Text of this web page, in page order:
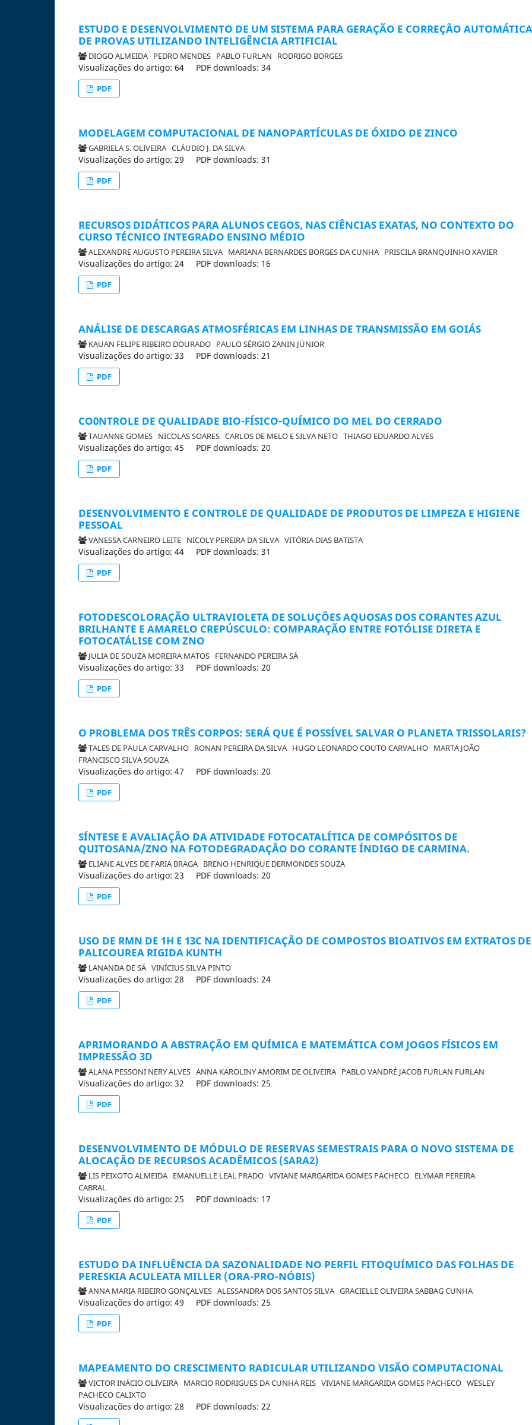
ESTUDO E DESENVOLVIMENTO DE UM SISTEMA PARA GERAÇÃO E CORREÇÃO AUTOMÁTICA
DE PROVAS UTILIZANDO INTELIGÊNCIA ARTIFICIAL
DIOGO ALMEIDA PEDRO MENDES PABLO FURLAN RODRIGO BORGES
Visualizações do artigo: 64 PDF downloads: 34
PDF
MODELAGEM COMPUTACIONAL DE NANOPARTÍCULAS DE ÓXIDO DE ZINCO
GABRIELA S. OLIVEIRA CLÁUDIO J. DA SILVA
Visualizações do artigo: 29 PDF downloads: 31
PDF
RECURSOS DIDÁTICOS PARA ALUNOS CEGOS, NAS CIÊNCIAS EXATAS, NO CONTEXTO DO
CURSO TÉCNICO INTEGRADO ENSINO MÉDIO
ALEXANDRE AUGUSTO PEREIRA SILVA MARIANA BERNARDES BORGES DA CUNHA PRISCILA BRANQUINHO XAVIER
Visualizações do artigo: 24 PDF downloads: 16
PDF
ANÁLISE DE DESCARGAS ATMOSFÉRICAS EM LINHAS DE TRANSMISSÃO EM GOIÁS
KAUAN FELIPE RIBEIRO DOURADO PAULO SÉRGIO ZANIN JÚNIOR
Visualizações do artigo: 33 PDF downloads: 21
PDF
CO0NTROLE DE QUALIDADE BIO-FÍSICO-QUÍMICO DO MEL DO CERRADO
TAUANNE GOMES NICOLAS SOARES CARLOS DE MELO E SILVA NETO THIAGO EDUARDO ALVES
Visualizações do artigo: 45 PDF downloads: 20
PDF
DESENVOLVIMENTO E CONTROLE DE QUALIDADE DE PRODUTOS DE LIMPEZA E HIGIENE
PESSOAL
VANESSA CARNEIRO LEITE NICOLY PEREIRA DA SILVA VITÓRIA DIAS BATISTA
Visualizações do artigo: 44 PDF downloads: 31
PDF
FOTODESCOLORAÇÃO ULTRAVIOLETA DE SOLUÇÕES AQUOSAS DOS CORANTES AZUL
BRILHANTE E AMARELO CREPÚSCULO: COMPARAÇÃO ENTRE FOTÓLISE DIRETA E
FOTOCATÁLISE COM ZNO
JULIA DE SOUZA MOREIRA MATOS FERNANDO PEREIRA SÁ
Visualizações do artigo: 33 PDF downloads: 20
PDF
O PROBLEMA DOS TRÊS CORPOS: SERÁ QUE É POSSÍVEL SALVAR O PLANETA TRISSOLARIS?
TALES DE PAULA CARVALHO RONAN PEREIRA DA SILVA HUGO LEONARDO COUTO CARVALHO MARTA JOÃO
FRANCISCO SILVA SOUZA
Visualizações do artigo: 47 PDF downloads: 20
PDF
SÍNTESE E AVALIAÇÃO DA ATIVIDADE FOTOCATALÍTICA DE COMPÓSITOS DE
QUITOSANA/ZNO NA FOTODEGRADAÇÃO DO CORANTE ÍNDIGO DE CARMINA.
ELIANE ALVES DE FARIA BRAGA BRENO HENRIQUE DERMONDES SOUZA
Visualizações do artigo: 23 PDF downloads: 20
PDF
USO DE RMN DE 1H E 13C NA IDENTIFICAÇÃO DE COMPOSTOS BIOATIVOS EM EXTRATOS DE
PALICOUREA RIGIDA KUNTH
LANANDA DE SÁ VINÍCIUS SILVA PINTO
Visualizações do artigo: 28 PDF downloads: 24
PDF
APRIMORANDO A ABSTRAÇÃO EM QUÍMICA E MATEMÁTICA COM JOGOS FÍSICOS EM
IMPRESSÃO 3D
ALANA PESSONI NERY ALVES ANNA KAROLINY AMORIM DE OLIVEIRA PABLO VANDRÉ JACOB FURLAN FURLAN
Visualizações do artigo: 32 PDF downloads: 25
PDF
DESENVOLVIMENTO DE MÓDULO DE RESERVAS SEMESTRAIS PARA O NOVO SISTEMA DE
ALOCAÇÃO DE RECURSOS ACADÊMICOS (SARA2)
LIS PEIXOTO ALMEIDA EMANUELLE LEAL PRADO VIVIANE MARGARIDA GOMES PACHECO ELYMAR PEREIRA
CABRAL
Visualizações do artigo: 25 PDF downloads: 17
PDF
ESTUDO DA INFLUÊNCIA DA SAZONALIDADE NO PERFIL FITOQUÍMICO DAS FOLHAS DE
PERESKIA ACULEATA MILLER (ORA-PRO-NÓBIS)
ANNA MARIA RIBEIRO GONÇALVES ALESSANDRA DOS SANTOS SILVA GRACIELLE OLIVEIRA SABBAG CUNHA
Visualizações do artigo: 49 PDF downloads: 25
PDF
MAPEAMENTO DO CRESCIMENTO RADICULAR UTILIZANDO VISÃO COMPUTACIONAL
VICTOR INÁCIO OLIVEIRA MARCIO RODRIGUES DA CUNHA REIS VIVIANE MARGARIDA GOMES PACHECO WESLEY
PACHECO CALIXTO
Visualizações do artigo: 28 PDF downloads: 22